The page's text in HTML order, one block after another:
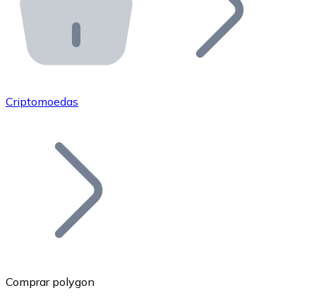
API Bitnovo
Integre nossa API no seu ecossistema.
Junte-se à nossa rede de revendedores e comercialize
Adicione o token do seu projeto ao nosso serviço de
Criptomoedas
Comprar polygon